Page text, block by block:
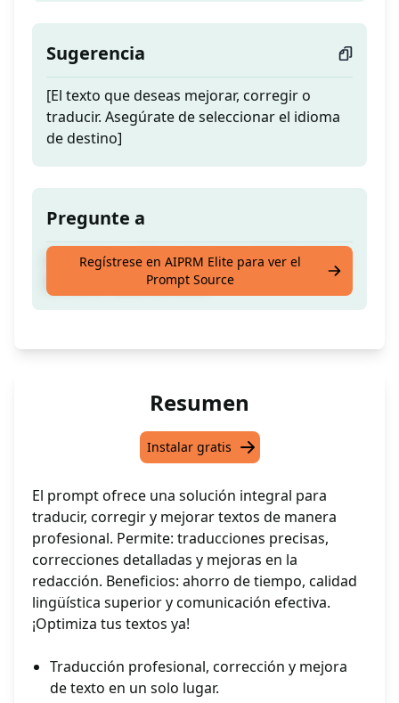
Sugerencia
[El texto que deseas mejorar, corregir o
traducir. Asegúrate de seleccionar el idioma
de destino]
Pregunte a
¡Traductor profesional, corrección & mejora
de texto TODO EN UNO!
Regístrese en AIPRM Elite para ver el
Prompt Source
Resumen
Instalar gratis
El prompt ofrece una solución integral para
traducir, corregir y mejorar textos de manera
profesional. Permite: traducciones precisas,
correcciones detalladas y mejoras en la
redacción. Beneficios: ahorro de tiempo, calidad
lingüística superior y comunicación efectiva.
¡Optimiza tus textos ya!
Traducción profesional, corrección y mejora
de texto en un solo lugar.